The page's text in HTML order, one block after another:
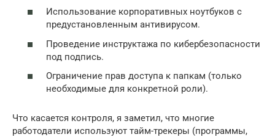
Использование корпоративных ноутбуков с
предустановленным антивирусом.
Проведение инструктажа по кибербезопасности
под подпись.
Ограничение прав доступа к папкам (только
необходимые для конкретной роли).
Что касается контроля, я заметил, что многие
работодатели используют тайм-трекеры (программы,